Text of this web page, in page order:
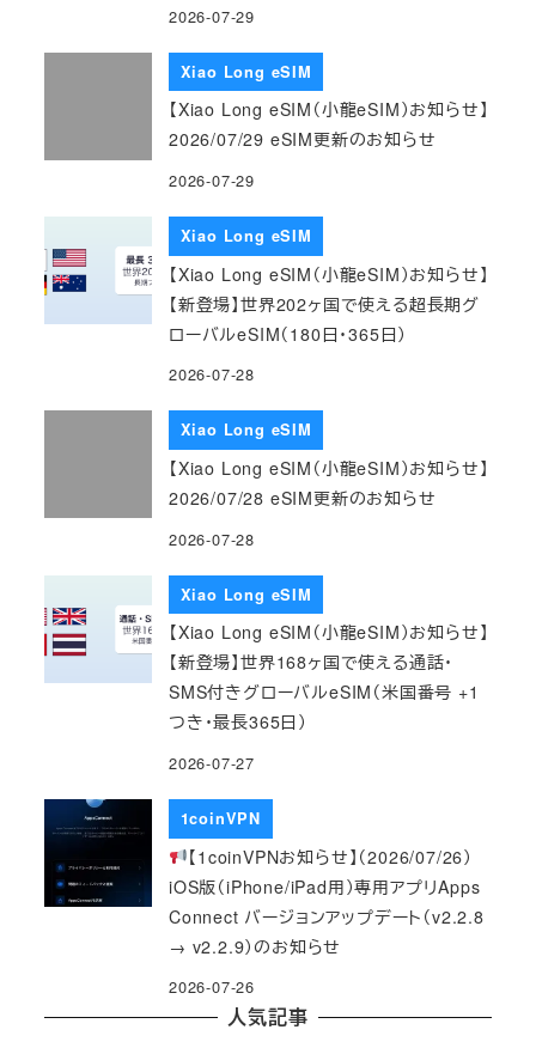
2026-07-29
Xiao Long eSIM
【Xiao Long eSIM（小龍eSIM）お知らせ】
2026/07/29 eSIM更新のお知らせ
2026-07-29
Xiao Long eSIM
【Xiao Long eSIM（小龍eSIM）お知らせ】
【新登場】世界202ヶ国で使える超長期グ
ローバルeSIM（180日・365日）
2026-07-28
Xiao Long eSIM
【Xiao Long eSIM（小龍eSIM）お知らせ】
2026/07/28 eSIM更新のお知らせ
2026-07-28
Xiao Long eSIM
【Xiao Long eSIM（小龍eSIM）お知らせ】
【新登場】世界168ヶ国で使える通話・
SMS付きグローバルeSIM（米国番号 +1
つき・最長365日）
2026-07-27
1coinVPN
【1coinVPNお知らせ】（2026/07/26）
iOS版（iPhone/iPad用）専用アプリApps
Connect バージョンアップデート（v2.2.8
→ v2.2.9）のお知らせ
2026-07-26
人気記事